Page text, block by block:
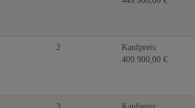
2
Kaufpreis:
409.900,00 €